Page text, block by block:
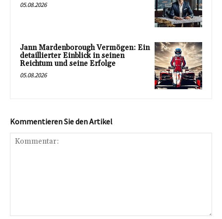
05.08.2026
Jann Mardenborough Vermögen: Ein
detaillierter Einblick in seinen
Reichtum und seine Erfolge
05.08.2026
Kommentieren Sie den Artikel